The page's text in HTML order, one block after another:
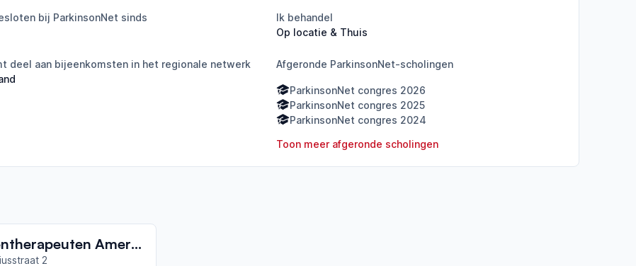
bij ParkinsonNet sinds
Ik behandel
Op locatie & Thuis
deel aan bijeenkomsten in het regionale netwerk
Afgeronde ParkinsonNet-scholingen
ParkinsonNet congres 2026
ParkinsonNet congres 2025
ParkinsonNet congres 2024
Toon meer afgeronde scholingen
Oefentherapeuten Amersfoort
2